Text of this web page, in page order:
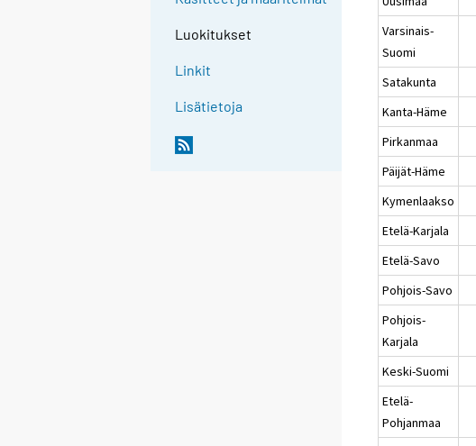
Luokitukset
Linkit
Lisätietoja
Varsinais-
Suomi
Satakunta
Kanta-Häme
Pirkanmaa
Päijät-Häme
Kymenlaakso
Etelä-Karjala
Etelä-Savo
Pohjois-Savo
Pohjois-
Karjala
Keski-Suomi
Etelä-
Pohjanmaa